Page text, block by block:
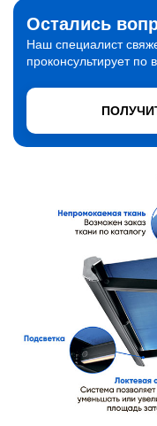
Остались
Наш специалист
проконсультирует по